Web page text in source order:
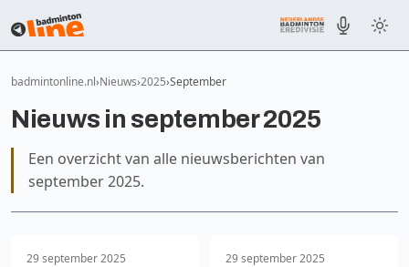
badmintonline.nl Nieuws 2025 September
Nieuws in september 2025
Een overzicht van alle nieuwsberichten van
september 2025.
29 september 2025
29 september 2025